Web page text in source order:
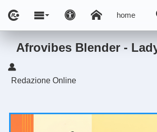
home
Afrovibes Blender -
Redazione Online